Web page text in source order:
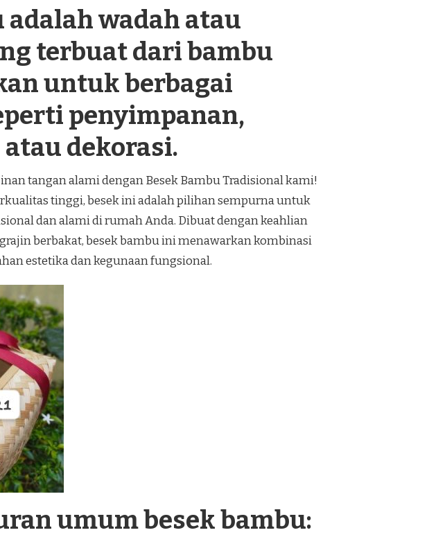
adalah wadah atau
terbuat dari bambu
untuk berbagai
penyimpanan,
dekorasi.
tangan alami dengan Besek Bambu Tradisional kami!
tinggi, besek ini adalah pilihan sempurna untuk
dan alami di rumah Anda. Dibuat dengan keahlian
berbakat, besek bambu ini menawarkan kombinasi
estetika dan kegunaan fungsional.
umum besek bambu: